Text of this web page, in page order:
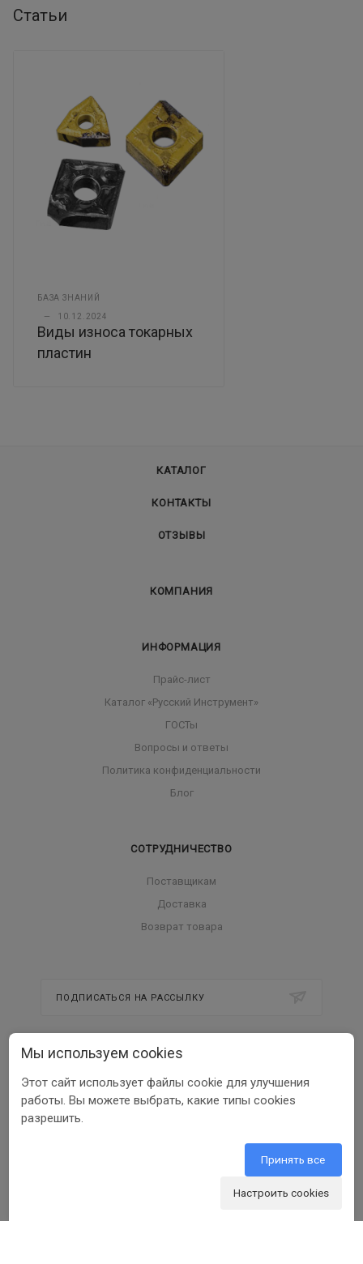
Статьи
БАЗА ЗНАНИЙ
— 10.12.2024
Виды износа токарных
пластин
КАТАЛОГ
КОНТАКТЫ
ОТЗЫВЫ
КОМПАНИЯ
ИНФОРМАЦИЯ
Прайс-лист
Каталог «Русский Инструмент»
ГОСТы
Вопросы и ответы
Политика конфиденциальности
Блог
СОТРУДНИЧЕСТВО
Поставщикам
Доставка
Возврат товара
ПОДПИСАТЬСЯ НА РАССЫЛКУ
8 800 350 56 58
info@beltools.ru
Северный, зд. 7, помещ. 1
Мы используем cookies
Этот сайт использует файлы cookie для улучшения
работы. Вы можете выбрать, какие типы cookies
разрешить.
Настроить cookies
Принять все